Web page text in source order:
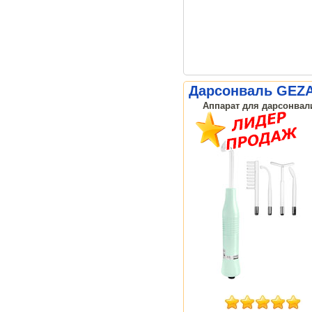
Дарсонваль
Аппарат для